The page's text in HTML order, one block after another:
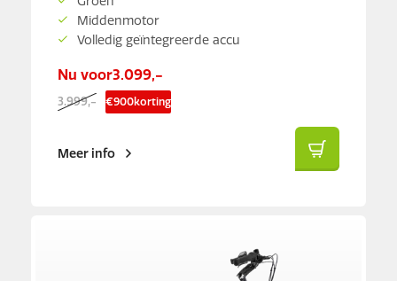
Middenmotor
Volledig geïntegreerde accu
Nu voor3.099,-
3.999,- €900korting
Meer info